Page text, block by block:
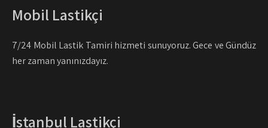
Mobil Lastikçi
7/24 Mobil Lastik Tamiri hizmeti sunuyoruz. Gece ve Gündüz
her zaman yanınızdayız.
İstanbul Lastikçi